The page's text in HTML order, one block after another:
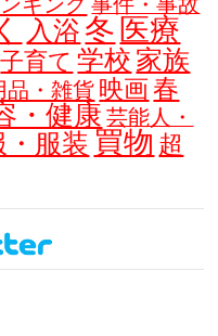
入浴 冬 医療
子育て 学校 家族
品・雑貨 映画 春
・健康 芸能人・
・服装 買物 超